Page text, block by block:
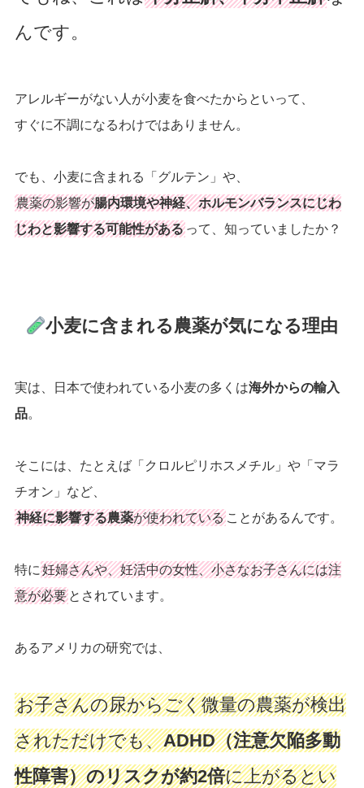
んです。
アレルギーがない人が小麦を食べたからといって、
すぐに不調になるわけではありません。
でも、小麦に含まれる「グルテン」や、
農薬の影響が腸内環境や神経、ホルモンバランスにじわ
じわと影響する可能性があるって、知っていましたか？
小麦に含まれる農薬が気になる理由
実は、日本で使われている小麦の多くは海外からの輸入
品。
そこには、たとえば「クロルピリホスメチル」や「マラ
チオン」など、
神経に影響する農薬が使われていることがあるんです。
特に妊婦さんや、妊活中の女性、小さなお子さんには注
意が必要とされています。
あるアメリカの研究では、
お子さんの尿からごく微量の農薬が検出
されただけでも、ADHD（注意欠陥多動
性障害）のリスクが約2倍に上がるとい